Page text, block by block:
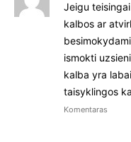
Jeigu
kalbos ar
ismokti
kalba yra
taisyklingos
Komentaras